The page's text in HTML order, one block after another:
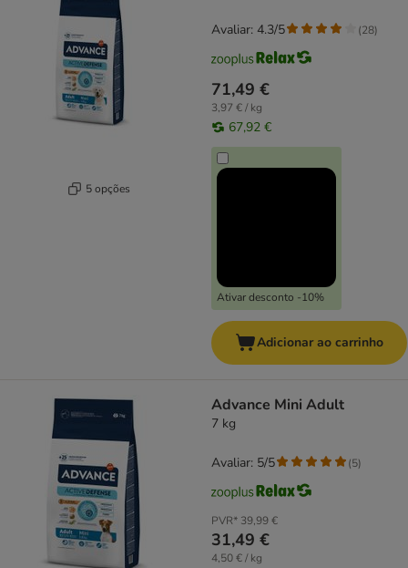
5 opções
71,49 €
3,97 € / kg
67,92 €
Ativar desconto -10%
Avaliar: 4.3/5 (28)
Adicionar ao carrinho
Advance Mini Adult
7 kg
PVR* 39,99 €
31,49 €
4,50 € / kg
Avaliar: 5/5 (5)